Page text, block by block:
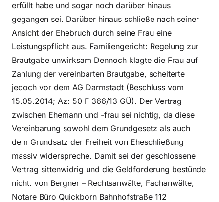
erfüllt habe und sogar noch darüber hinaus
gegangen sei. Darüber hinaus schließe nach seiner
Ansicht der Ehebruch durch seine Frau eine
Leistungspflicht aus. Familiengericht: Regelung zur
Brautgabe unwirksam Dennoch klagte die Frau auf
Zahlung der vereinbarten Brautgabe, scheiterte
jedoch vor dem AG Darmstadt (Beschluss vom
15.05.2014; Az: 50 F 366/13 GÜ). Der Vertrag
zwischen Ehemann und -frau sei nichtig, da diese
Vereinbarung sowohl dem Grundgesetz als auch
dem Grundsatz der Freiheit von Eheschließung
massiv widerspreche. Damit sei der geschlossene
Vertrag sittenwidrig und die Geldforderung bestünde
nicht. von Bergner – Rechtsanwälte, Fachanwälte,
Notare Büro Quickborn Bahnhofstraße 112